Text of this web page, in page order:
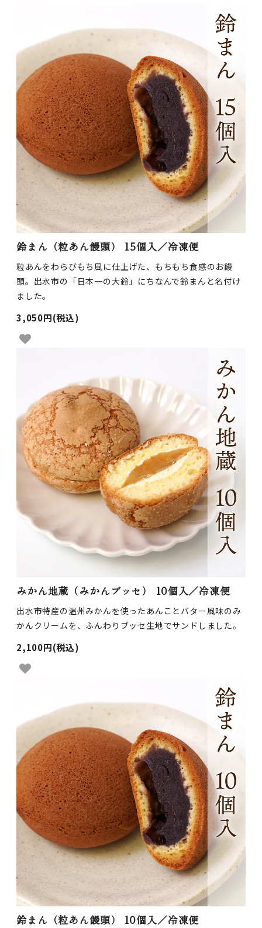
鈴まん（粒あん饅頭） 15個入／冷凍便
粒あんをわらびもち風に仕上げた、もちもち食感のお饅
頭。出水市の「日本一の大鈴」にちなんで鈴まんと名付け
ました。
3,050円(税込)
みかん地蔵（みかんブッセ） 10個入／冷凍便
出水市特産の温州みかんを使ったあんことバター風味のみ
かんクリームを、ふんわりブッセ生地でサンドしました。
2,100円(税込)
鈴まん（粒あん饅頭） 10個入／冷凍便